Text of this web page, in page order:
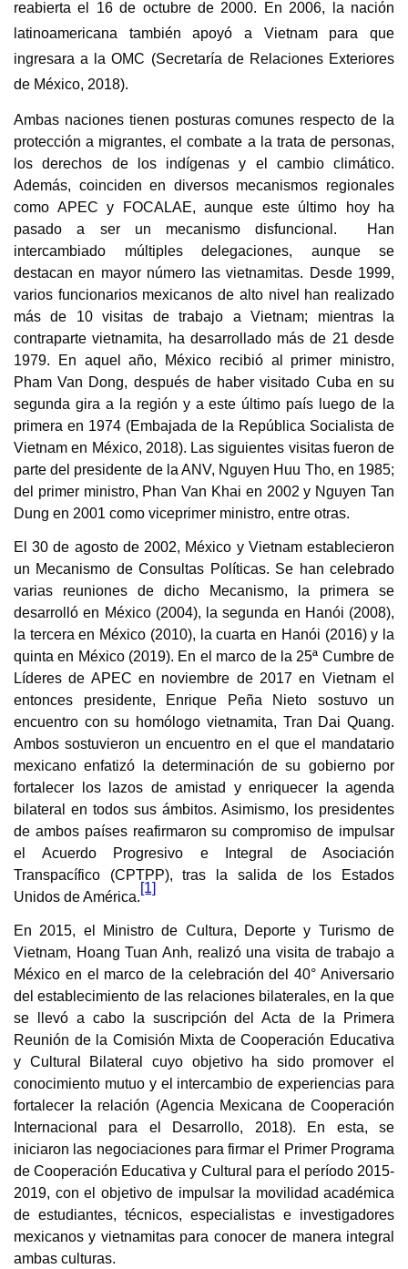
reabierta el 16 de octubre de 2000. En 2006, la nación
latinoamericana también apoyó a Vietnam para que
ingresara a la OMC (Secretaría de Relaciones Exteriores
de México, 2018).
Ambas naciones tienen posturas comunes respecto de la
protección a migrantes, el combate a la trata de personas,
los derechos de los indígenas y el cambio climático.
Además, coinciden en diversos mecanismos regionales
como APEC y FOCALAE, aunque este último hoy ha
pasado a ser un mecanismo disfuncional. Han
intercambiado múltiples delegaciones, aunque se
destacan en mayor número las vietnamitas. Desde 1999,
varios funcionarios mexicanos de alto nivel han realizado
más de 10 visitas de trabajo a Vietnam; mientras la
contraparte vietnamita, ha desarrollado más de 21 desde
1979. En aquel año, México recibió al primer ministro,
Pham Van Dong, después de haber visitado Cuba en su
segunda gira a la región y a este último país luego de la
primera en 1974 (Embajada de la República Socialista de
Vietnam en México, 2018). Las siguientes visitas fueron de
parte del presidente de la ANV, Nguyen Huu Tho, en 1985;
del primer ministro, Phan Van Khai en 2002 y Nguyen Tan
Dung en 2001 como viceprimer ministro, entre otras.
El 30 de agosto de 2002, México y Vietnam establecieron
un Mecanismo de Consultas Políticas. Se han celebrado
varias reuniones de dicho Mecanismo, la primera se
desarrolló en México (2004), la segunda en Hanói (2008),
la tercera en México (2010), la cuarta en Hanói (2016) y la
quinta en México (2019). En el marco de la 25ª Cumbre de
Líderes de APEC en noviembre de 2017 en Vietnam el
entonces presidente, Enrique Peña Nieto sostuvo un
encuentro con su homólogo vietnamita, Tran Dai Quang.
Ambos sostuvieron un encuentro en el que el mandatario
mexicano enfatizó la determinación de su gobierno por
fortalecer los lazos de amistad y enriquecer la agenda
bilateral en todos sus ámbitos. Asimismo, los presidentes
de ambos países reafirmaron su compromiso de impulsar
el Acuerdo Progresivo e Integral de Asociación
Transpacífico (CPTPP), tras la salida de los Estados
Unidos de América.
[1]
En 2015, el Ministro de Cultura, Deporte y Turismo de
Vietnam, Hoang Tuan Anh, realizó una visita de trabajo a
México en el marco de la celebración del 40° Aniversario
del establecimiento de las relaciones bilaterales, en la que
se llevó a cabo la suscripción del Acta de la Primera
Reunión de la Comisión Mixta de Cooperación Educativa
y Cultural Bilateral cuyo objetivo ha sido promover el
conocimiento mutuo y el intercambio de experiencias para
fortalecer la relación (Agencia Mexicana de Cooperación
Internacional para el Desarrollo, 2018). En esta, se
iniciaron las negociaciones para firmar el Primer Programa
de Cooperación Educativa y Cultural para el período 2015-
2019, con el objetivo de impulsar la movilidad académica
de estudiantes, técnicos, especialistas e investigadores
mexicanos y vietnamitas para conocer de manera integral
ambas culturas.